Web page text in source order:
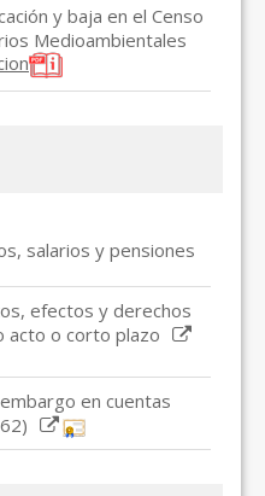
y baja en el Censo
Medioambientales
salarios y pensiones
efectos y derechos
acto o corto plazo
en cuentas